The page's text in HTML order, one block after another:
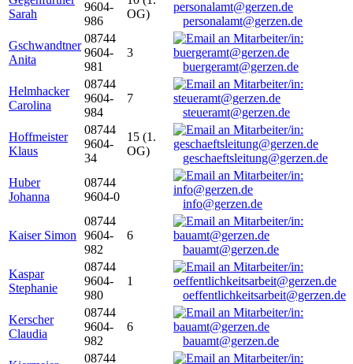
Sarah
9604-
986
OG)
personalamt@gerzen.de
Gschwandtner
Anita
08744
9604-
981
3
buergeramt@gerzen.de
Helmhacker
Carolina
08744
9604-
984
7
steueramt@gerzen.de
Hoffmeister
Klaus
08744
9604-
34
15 (1.
OG)
geschaeftsleitung@gerzen.de
Huber
Johanna
08744
9604-0
info@gerzen.de
Kaiser Simon
08744
9604-
982
6
bauamt@gerzen.de
Kaspar
Stephanie
08744
9604-
980
1
oeffentlichkeitsarbeit@gerzen.de
Kerscher
Claudia
08744
9604-
982
6
bauamt@gerzen.de
08744